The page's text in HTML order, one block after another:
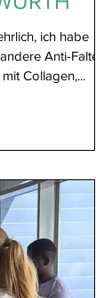
ich habe
Anti-Falten-
Collagen,...